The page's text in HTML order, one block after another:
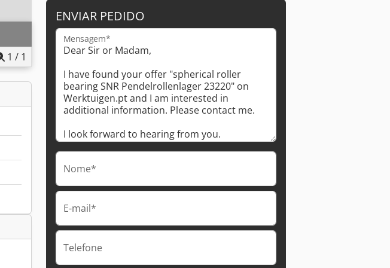
1 / 1
ENVIAR PEDIDO
Mensagem*
Nome*
E-mail*
Telefone